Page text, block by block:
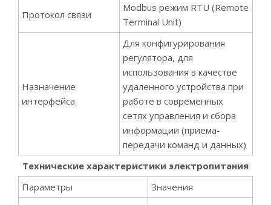
Протокол связи
Modbus режим RTU (Remote
Terminal Unit)
Назначение
интерфейса
Для конфигурирования
регулятора, для
использования в качестве
удаленного устройства при
работе в современных
сетях управления и сбора
информации (приема-
передачи команд и данных)
Технические характеристики электропитания
Параметры
Значения